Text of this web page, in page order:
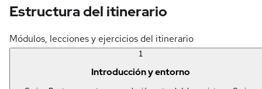
Estructura del itinerario
Módulos, lecciones y ejercicios del itinerario
1
Introducción y entorno